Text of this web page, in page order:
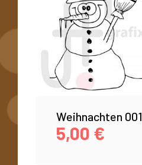
Weihnachten 001
5,00 €